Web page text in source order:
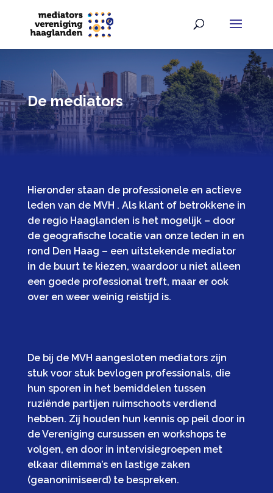
De mediators
Hieronder staan de professionele en actieve
leden van de MVH . Als klant of betrokkene in
de regio Haaglanden is het mogelijk – door
de geografische locatie van onze leden in en
rond Den Haag – een uitstekende mediator
in de buurt te kiezen, waardoor u niet alleen
een goede professional treft, maar er ook
over en weer weinig reistijd is.
De bij de MVH aangesloten mediators zijn
stuk voor stuk bevlogen professionals, die
hun sporen in het bemiddelen tussen
ruziënde partijen ruimschoots verdiend
hebben. Zij houden hun kennis op peil door in
de Vereniging cursussen en workshops te
volgen, en door in intervisiegroepen met
elkaar dilemma’s en lastige zaken
(geanonimiseerd) te bespreken.